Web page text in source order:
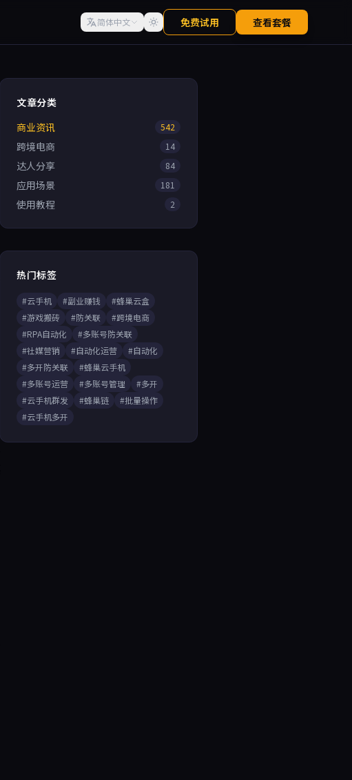
简体中文 免费试用 查看套餐
文章分类
商业资讯
542
跨境电商 14
达人分享 84
应用场景 181
使用教程 2
热门标签
#云手机 #副业赚钱
#蜂巢云盒
#游戏搬砖
#防关联
#跨境电商
#RPA自动化
#多账号防关联
#社媒营销
#自动化运营
#自动化
#多开防关联
#蜂巢云手机
#多账号运营
#多账号管理
#多开
#云手机群发
#蜂巢链
#批量操作
#云手机多开